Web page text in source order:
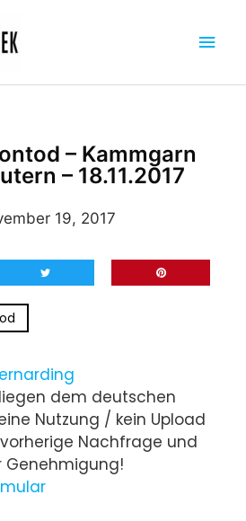
– Kammgarn
– 18.11.2017
19, 2017
dem deutschen
Nutzung / kein Upload
Nachfrage und